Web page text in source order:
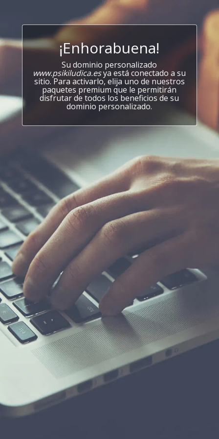
¡Enhorabuena!
Su dominio personalizado
www.psikiludica.esya está conectado a su
sitio. Para activarlo, elija uno de nuestros
paquetes premium que le permitirán
disfrutar de todos los beneficios de su
dominio personalizado.